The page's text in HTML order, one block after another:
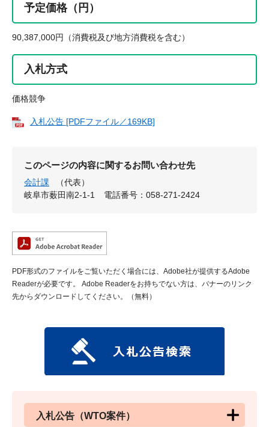
予定価格（円）
90,387,000円（消費税及び地方消費税を含む）
入札方式
価格競争
入札公告 [PDFファイル／169KB]
このページの内容に関するお問い合わせ先
会計課
（代表）
岐阜市薮田南2-1-1
電話番号：058-271-2424
PDF形式のファイルをご覧いただく場合には、Adobe社が提供するAdobe
Readerが必要です。
Adobe Readerをお持ちでない方は、バナーのリンク
先からダウンロードしてください。（無料）
入札公告（WTO案件）